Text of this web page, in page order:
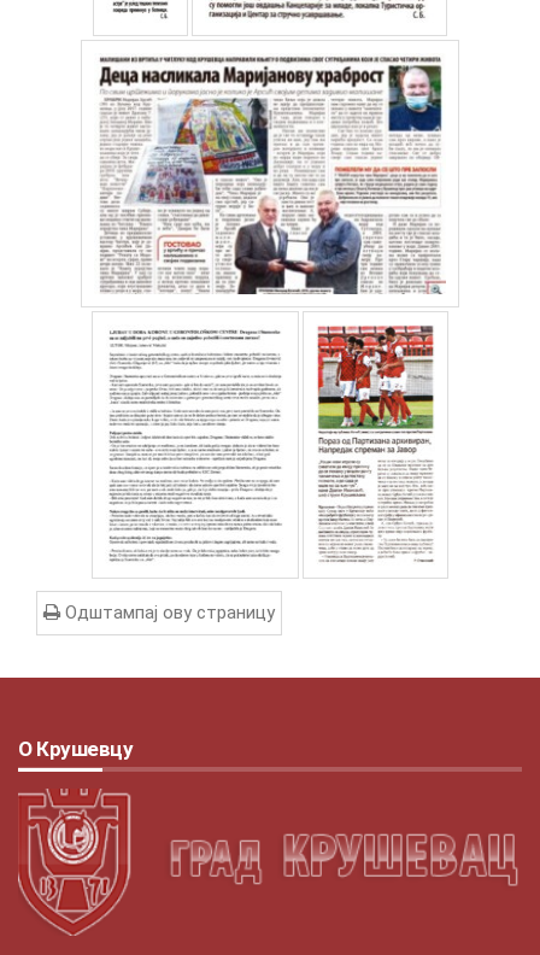
Одштампај ову страницу
О Крушевцу